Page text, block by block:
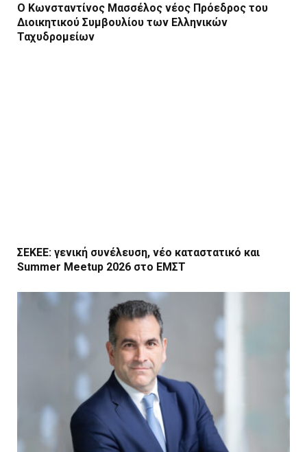
Ο Κωνσταντίνος Μασσέλος νέος Πρόεδρος του
Διοικητικού Συμβουλίου των Ελληνικών
Ταχυδρομείων
ΣΕΚΕΕ: γενική συνέλευση, νέο καταστατικό και
Summer Meetup 2026 στο ΕΜΣΤ